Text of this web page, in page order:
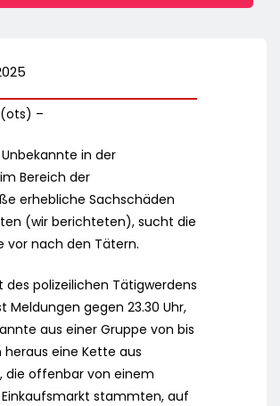
–
in der
Bereich der
erhebliche Sachschäden
(wir berichteten), sucht die
vor nach den Tätern.
des polizeilichen Tätigwerdens
Meldungen gegen 23.30 Uhr,
aus einer Gruppe von bis
heraus eine Kette aus
die offenbar von einem
stammten, auf